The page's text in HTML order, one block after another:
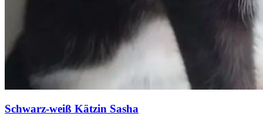
Schwarz-weiß Kätzin Sasha